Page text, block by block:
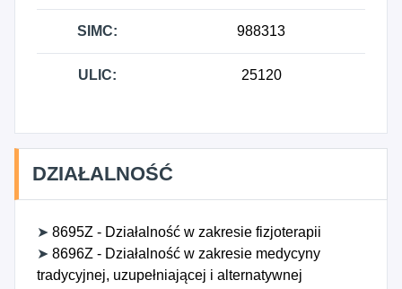
SIMC: 988313
ULIC: 25120
DZIAŁALNOŚĆ
➤ 8695Z - Działalność w zakresie fizjoterapii
➤ 8696Z - Działalność w zakresie medycyny
tradycyjnej, uzupełniającej i alternatywnej